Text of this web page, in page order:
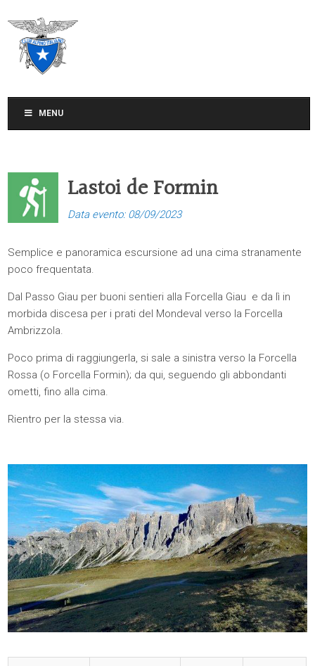
MENU
Lastoi de Formin
Data evento: 08/09/2023
Semplice e panoramica escursione ad una cima stranamente
poco frequentata.
Dal Passo Giau per buoni sentieri alla Forcella Giau e da lì in
morbida discesa per i prati del Mondeval verso la Forcella
Ambrizzola.
Poco prima di raggiungerla, si sale a sinistra verso la Forcella
Rossa (o Forcella Formin); da qui, seguendo gli abbondanti
ometti, fino alla cima.
Rientro per la stessa via.